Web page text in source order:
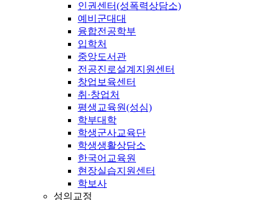
인권센터(성폭력상담소)
예비군대대
융합전공학부
입학처
중앙도서관
전공진로설계지원센터
창업보육센터
취·창업처
평생교육원(성심)
학부대학
학생군사교육단
학생생활상담소
한국어교육원
현장실습지원센터
학보사
성의교정